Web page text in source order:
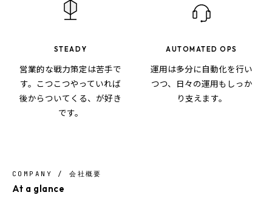
STEADY
営業的な戦力策定は苦手で
す。こつこつやっていれば
後からついてくる、が好き
です。
AUTOMATED OPS
運用は多分に自動化を行い
つつ、日々の運用もしっか
り支えます。
COMPANY / 会社概要
At a glance